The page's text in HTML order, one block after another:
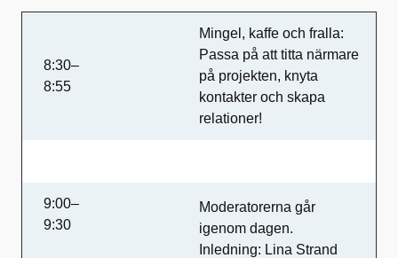
8:30–
8:55
Mingel, kaffe och fralla:
Passa på att titta närmare
på projekten, knyta
kontakter och skapa
relationer!
9:00–
9:30
Moderatorerna går
igenom dagen.
Inledning: Lina Strand